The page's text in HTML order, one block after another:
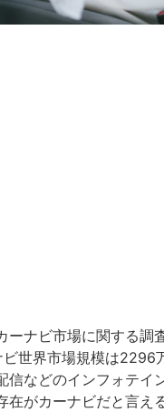
ナビ市場に関する調
世界市場規模は2296
などのインフォテイ
がカーナビだと言え